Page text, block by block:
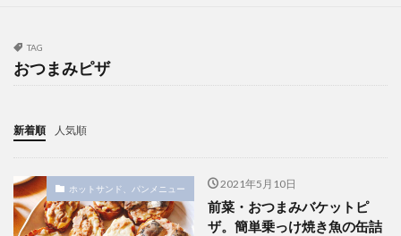
TAG
おつまみピザ
新着順 人気順
ホットサンド、パンメニュー 2021年5月10日
前菜・おつまみバケットピ
ザ。簡単乗っけ焼き魚の缶詰